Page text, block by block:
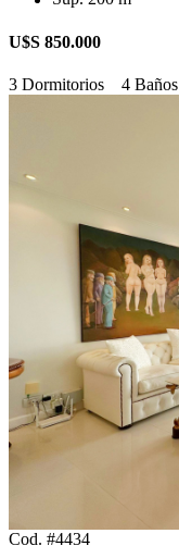
U$S 850.000
3 Dormitorios 4 Baños
Cod. #4434